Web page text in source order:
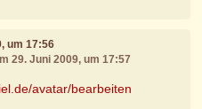
um 17:56
29. Juni 2009, um 17:57
avatar/bearbeiten